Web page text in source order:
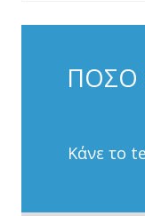
ΠΟΣΟ
Κάνε το